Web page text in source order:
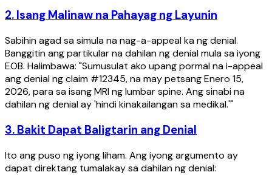
2. Isang Malinaw na Pahayag ng Layunin
Sabihin agad sa simula na nag-a-appeal ka ng denial.
Banggitin ang partikular na dahilan ng denial mula sa iyong
EOB. Halimbawa: "Sumusulat ako upang pormal na i-appeal
ang denial ng claim #12345, na may petsang Enero 15,
2026, para sa isang MRI ng lumbar spine. Ang sinabi na
dahilan ng denial ay 'hindi kinakailangan sa medikal.'"
3. Bakit Dapat Baligtarin ang Denial
Ito ang puso ng iyong liham. Ang iyong argumento ay
dapat direktang tumalakay sa dahilan ng denial: